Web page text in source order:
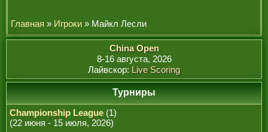
Главная » Игроки » Майкл Лесли
China Open
8-16 августа, 2026
Лайвскор: Live Scoring
Турниры
Championship League (1)
(22 июня - 15 июля, 2026)